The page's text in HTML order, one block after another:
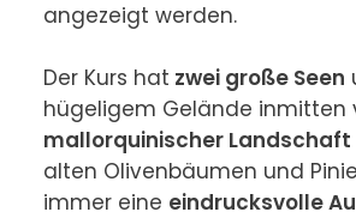
angezeigt werden.
Der Kurs hat zwei große Seen
hügeligem Gelände inmitten
mallorquinischer Landschaft
alten Olivenbäumen und
immer eine eindrucksvolle